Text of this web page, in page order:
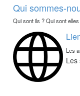
Qui sommes-
Qui sont ils ? Qui sont
Les
Les